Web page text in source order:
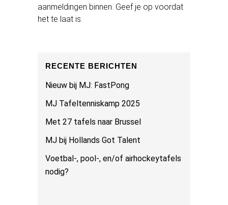
aanmeldingen binnen. Geef je op voordat
het te laat is.
RECENTE BERICHTEN
Nieuw bij MJ: FastPong
MJ Tafeltenniskamp 2025
Met 27 tafels naar Brussel
MJ bij Hollands Got Talent
Voetbal-, pool-, en/of airhockeytafels
nodig?